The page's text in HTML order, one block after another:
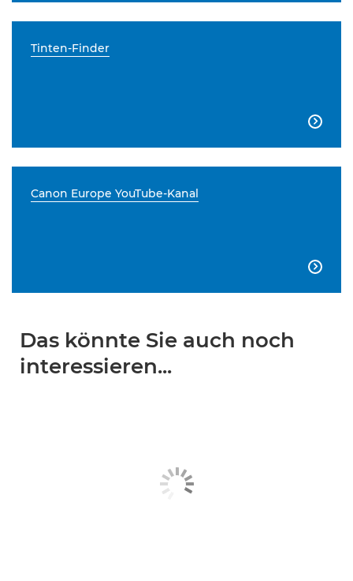
Tinten-Finder

Canon Europe YouTube-Kanal

Das könnte Sie auch noch
interessieren...